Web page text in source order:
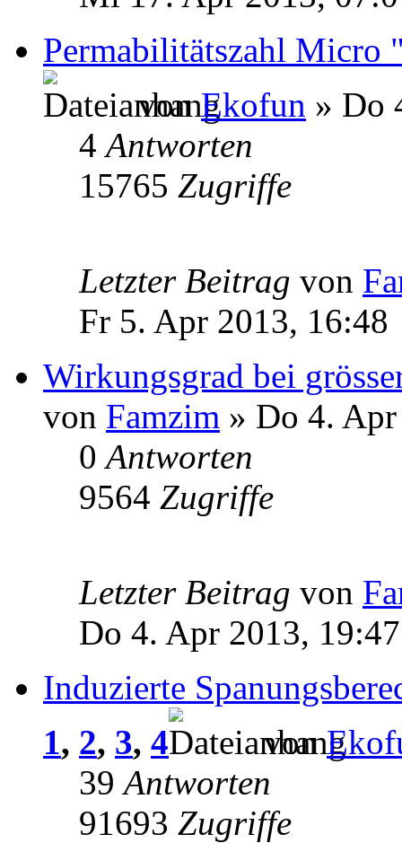
Permabilitätszahl Micro
vonEkofun » Do
4Antworten
15765 Zugriffe
Letzter Beitrag von
Fr 5. Apr 2013, 16:48
Wirkungsgrad bei
von Famzim » Do 4.
0Antworten
9564 Zugriffe
Letzter Beitrag von
Do 4. Apr 2013, 19:47
Induzierte
1, 2, 3, 4 von
39Antworten
91693 Zugriffe